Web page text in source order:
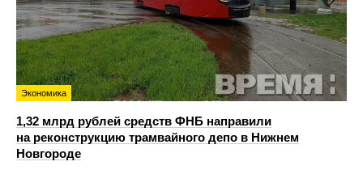
Экономика
1,32 млрд рублей средств ФНБ направили
на реконструкцию трамвайного депо в Нижнем
Новгороде